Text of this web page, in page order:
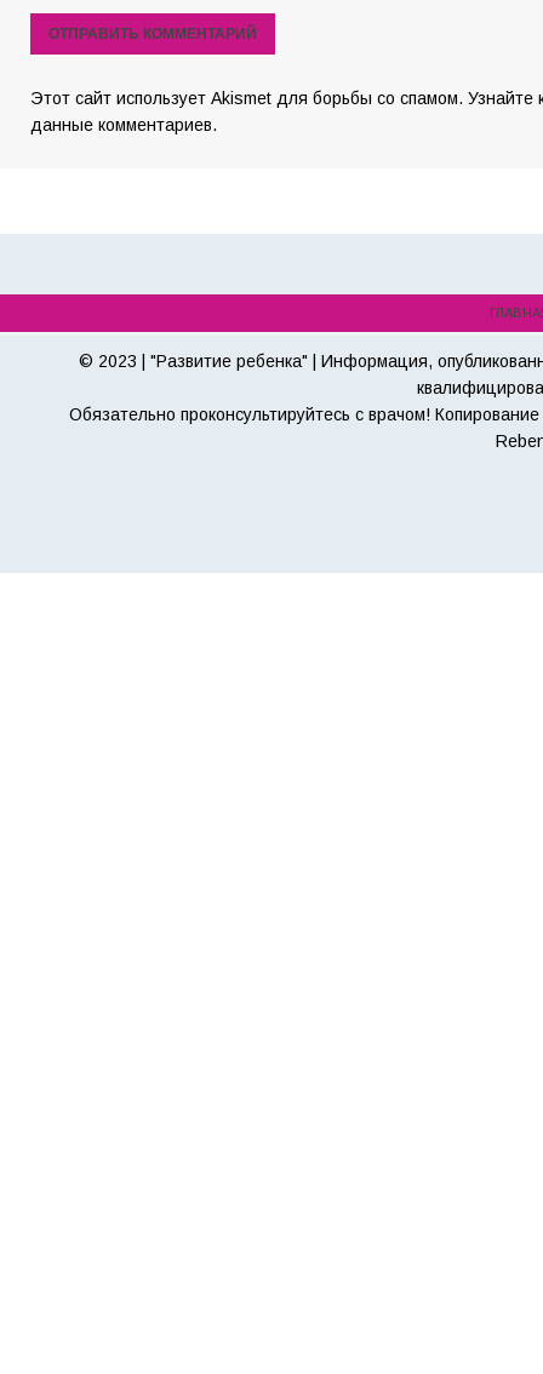
Этот сайт использует Akismet для борьбы со спамом.
данные комментариев.
© 2023 | "Развитие ребенка" | Информация,
Обязательно проконсультируйтесь с врачом!